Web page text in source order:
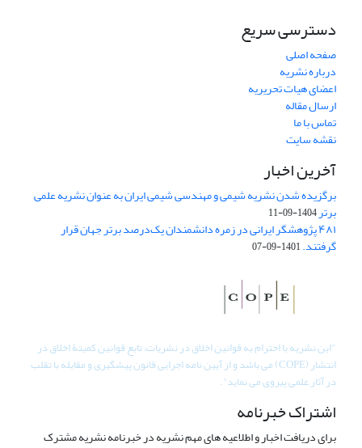
دسترسی سریع
صفحه اصلی
درباره نشریه
اعضای هیات تحریریه
ارسال مقاله
تماس با ما
نقشه سایت
آخرین اخبار
برگزیده شدن نشریه شیمی و مهندسی شیمی ایران به عنوان نشریه علمی
برتر1404-09-11
۴۸۱ پژوهشگر ایرانی در زمره دانشمندان یک‌درصد برتر جهان قرار
گرفتند.1401-09-07
"این نشریه با احترام به قوانین اخلاق در نشریات، تابع قوانین کمیتۀ اخلاق در
انتشار (COPE) می باشد و از آیین نامه اجرایی قانون پیشگیری و مقابله با تقلب
در آثار علمی پیروی می نماید".
اشتراک خبرنامه
برای دریافت اخبار و اطلاعیه های مهم نشریه در خبرنامه نشریه مشترک